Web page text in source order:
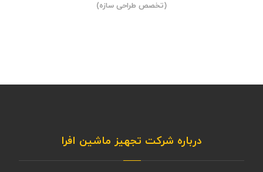
(تخصص طراحی سازه)
درباره شرکت تجهیز ماشین افرا